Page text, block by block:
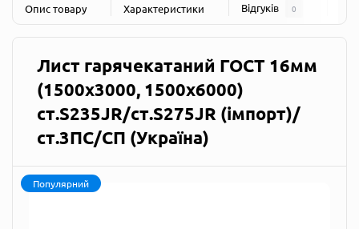
Опис товару Характеристики Відгуків 0
Лист гарячекатаний ГОСТ 16мм
(1500х3000, 1500х6000)
ст.S235JR/ст.S275JR (імпорт)/
ст.3ПС/СП (Україна)
Популярний